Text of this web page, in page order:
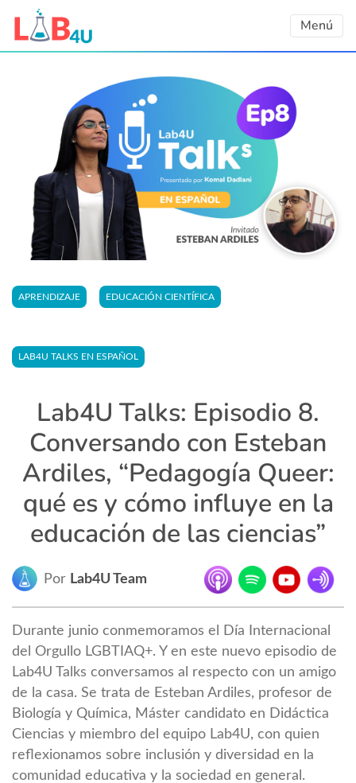
Menú
APRENDIZAJE EDUCACIÓN CIENTÍFICA
LAB4U TALKS EN ESPAÑOL
Lab4U Talks: Episodio 8.
Conversando con Esteban
Ardiles, “Pedagogía Queer:
qué es y cómo influye en la
educación de las ciencias”
Por Lab4U Team
Durante junio conmemoramos el Día Internacional
del Orgullo LGBTIAQ+. Y en este nuevo episodio de
Lab4U Talks conversamos al respecto con un amigo
de la casa. Se trata de Esteban Ardiles, profesor de
Biología y Química, Máster candidato en Didáctica
Ciencias y miembro del equipo Lab4U, con quien
reflexionamos sobre inclusión y diversidad en la
comunidad educativa y la sociedad en general.